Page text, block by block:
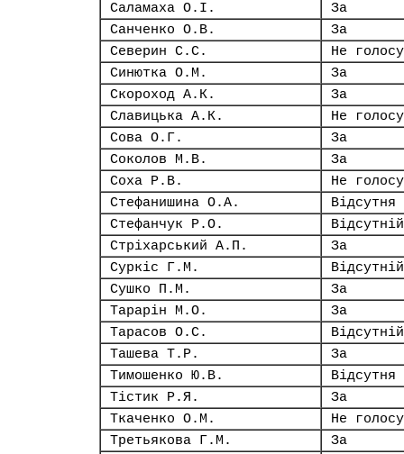
Саламаха О.І.
За
Санченко О.В.
За
Северин С.С.
Не
Синютка О.М.
За
Скороход А.К.
За
Славицька А.К.
Не
Сова О.Г.
За
Соколов М.В.
За
Соха Р.В.
Не
Стефанишина О.А.
Відсутня
Стефанчук Р.О.
Відсутній
Стріхарський А.П.
За
Суркіс Г.М.
Відсутній
Сушко П.М.
За
Тарарін М.О.
За
Тарасов О.С.
Відсутній
Ташева Т.Р.
За
Тимошенко Ю.В.
Відсутня
Тістик Р.Я.
За
Ткаченко О.М.
Не
Третьякова Г.М.
За